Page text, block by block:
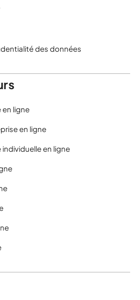
des données
en ligne
en ligne
en ligne